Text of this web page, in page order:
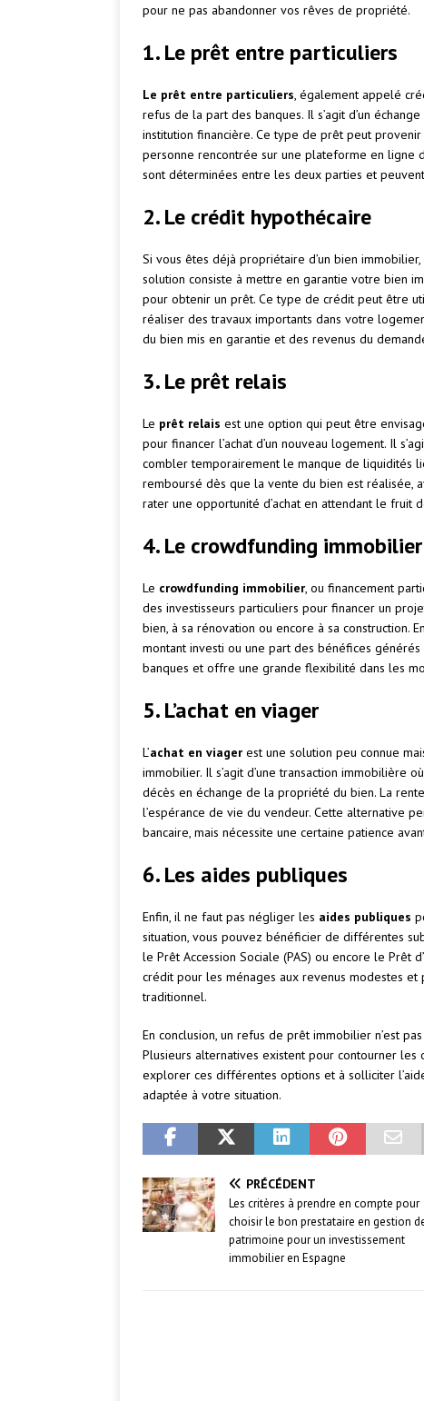
pour ne pas abandonner vos rêves de propriété.
1. Le prêt entre particuliers
Le prêt entre particuliers, également appelé
refus de la part des banques. Il s’agit d’un
institution financière. Ce type de prêt peut provenir
personne rencontrée sur une plateforme en ligne
sont déterminées entre les deux parties et
2. Le crédit hypothécaire
Si vous êtes déjà propriétaire d’un bien
solution consiste à mettre en garantie votre bien
pour obtenir un prêt. Ce type de crédit peut être
réaliser des travaux importants dans votre
du bien mis en garantie et des revenus du
3. Le prêt relais
Le prêt relais est une option qui peut être
pour financer l’achat d’un nouveau logement. Il
combler temporairement le manque de liquidités
remboursé dès que la vente du bien est réalisée,
rater une opportunité d’achat en attendant le fruit
4. Le crowdfunding immobilier
Le crowdfunding immobilier, ou financement
des investisseurs particuliers pour financer un
bien, à sa rénovation ou encore à sa construction.
montant investi ou une part des bénéfices
banques et offre une grande flexibilité dans les
5. L’achat en viager
L’achat en viager est une solution peu connue
immobilier. Il s’agit d’une transaction immobilière
décès en échange de la propriété du bien. La
l’espérance de vie du vendeur. Cette alternative
bancaire, mais nécessite une certaine patience
6. Les aides publiques
Enfin, il ne faut pas négliger les aides publiques
situation, vous pouvez bénéficier de différentes
le Prêt Accession Sociale (PAS) ou encore le Prêt
crédit pour les ménages aux revenus modestes
traditionnel.
En conclusion, un refus de prêt immobilier n’est
Plusieurs alternatives existent pour contourner
explorer ces différentes options et à solliciter
adaptée à votre situation.
PRÉCÉDENT
Les critères à prendre en compte pour
choisir le bon prestataire en gestion
patrimoine pour un investissement
immobilier en Espagne